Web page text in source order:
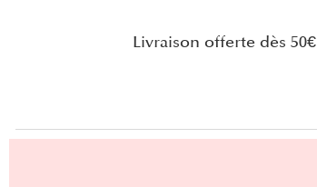
Livraison offerte dès 50€